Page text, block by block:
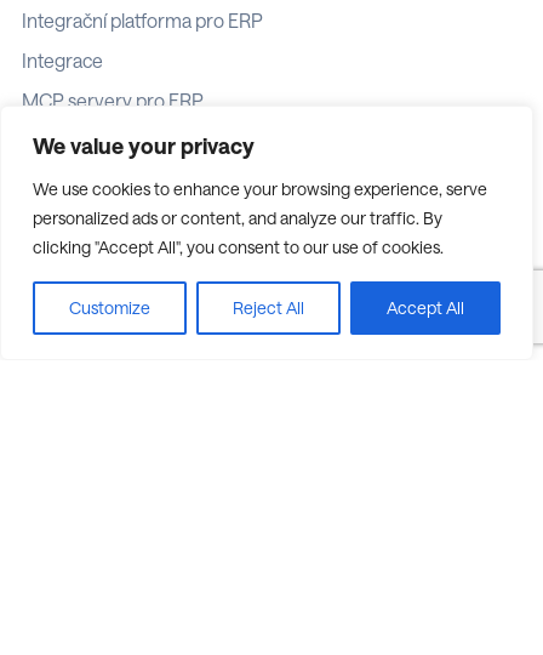
We value your privacy
We use cookies to enhance your browsing experience, serve
personalized ads or content, and analyze our traffic. By
clicking "Accept All", you consent to our use of cookies.
Customize Reject All Accept All
Integrační platforma pro ERP
Integrace
MCP servery pro ERP
ERPedie — články a průvodci
Výběr ERP
Reference
FIRMA